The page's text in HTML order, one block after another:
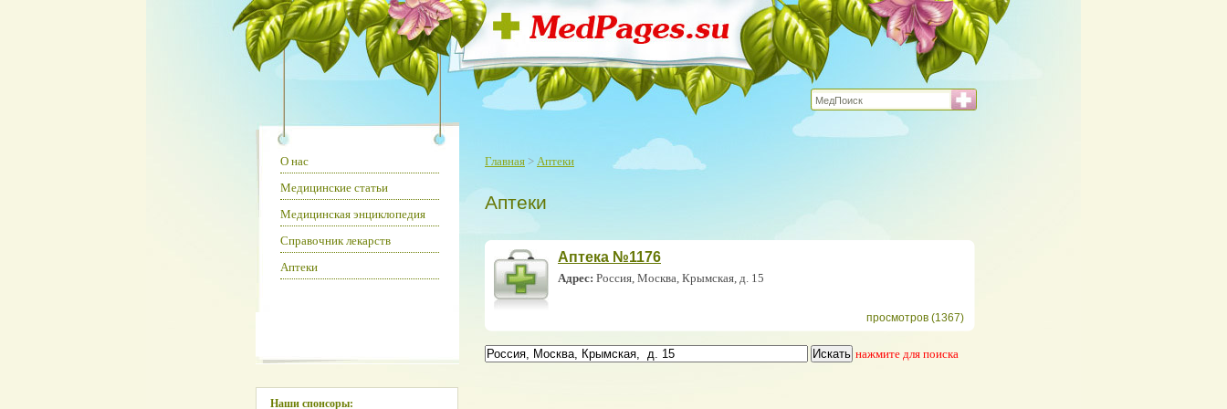
Главная > Аптеки
Аптеки
Аптека №1176
Адрес: Россия, Москва, Крымская, д. 15
просмотров (1367)
нажмите для поиска
О нас
Медицинские статьи
Медицинская энциклопедия
Справочник лекарств
Аптеки
Наши спонсоры: